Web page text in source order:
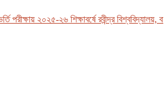
২০২৫-২৬ শিক্ষাবর্ষে রবীন্দ্র বিশ্ববিদ্যালয়,